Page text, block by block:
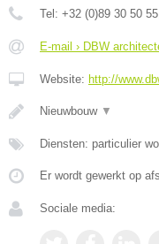
Tel: +32 (0)89 30 50 55
E-mail › DBW
Website: http://
Nieuwbouw ▼
Diensten: particulier
Er wordt gewerkt op
Sociale media: